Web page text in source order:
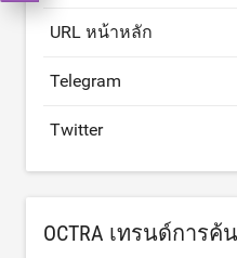
URL หน้าหลัก
Telegram
Twitter
OCTRA เทรนด์การค้